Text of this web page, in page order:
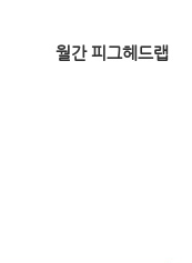
월간 피그헤드랩